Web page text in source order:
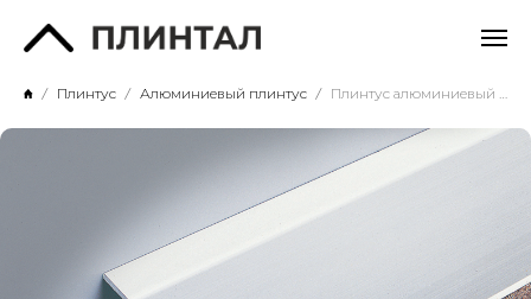
Плинтус Алюминиевый плинтус Плинтус алюминиевый с кабель-каналом 70х11х3000. Анодированный серый